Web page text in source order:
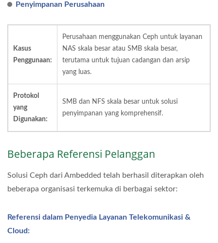
Penyimpanan Perusahaan
Kasus
Penggunaan:
Perusahaan menggunakan Ceph untuk layanan
NAS skala besar atau SMB skala besar,
terutama untuk tujuan cadangan dan arsip
yang luas.
Protokol
yang
Digunakan:
SMB dan NFS skala besar untuk solusi
penyimpanan yang komprehensif.
Beberapa Referensi Pelanggan
Solusi Ceph dari Ambedded telah berhasil diterapkan oleh
beberapa organisasi terkemuka di berbagai sektor:
Referensi dalam Penyedia Layanan Telekomunikasi &
Cloud: